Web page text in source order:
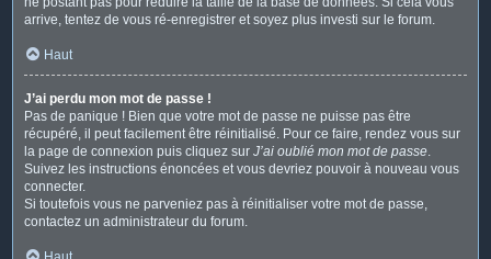
arrive, tentez de vous ré-enregistrer et soyez plus investi sur le forum.
Haut
J’ai perdu mon mot de passe !
Pas de panique ! Bien que votre mot de passe ne puisse pas être
récupéré, il peut facilement être réinitialisé. Pour ce faire, rendez vous sur
la page de connexion puis cliquez sur J’ai oublié mon mot de passe.
Suivez les instructions énoncées et vous devriez pouvoir à nouveau vous
connecter.
Si toutefois vous ne parveniez pas à réinitialiser votre mot de passe,
contactez un administrateur du forum.